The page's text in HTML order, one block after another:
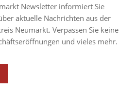
Newsletter informiert Sie
aktuelle Nachrichten aus der
Neumarkt. Verpassen Sie keine
und vieles mehr.